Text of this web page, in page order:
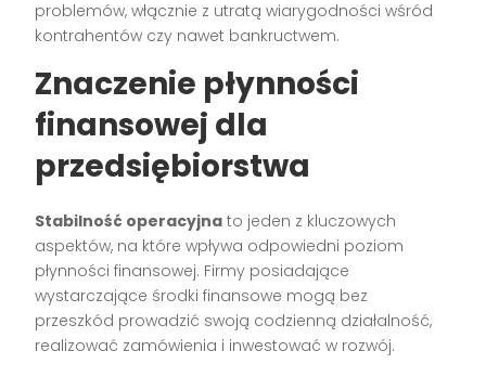
problemów, włącznie z utratą wiarygodności wśród
kontrahentów czy nawet bankructwem.
Znaczenie płynności
finansowej dla
przedsiębiorstwa
Stabilność operacyjna to jeden z kluczowych
aspektów, na które wpływa odpowiedni poziom
płynności finansowej. Firmy posiadające
wystarczające środki finansowe mogą bez
przeszkód prowadzić swoją codzienną działalność,
realizować zamówienia i inwestować w rozwój.